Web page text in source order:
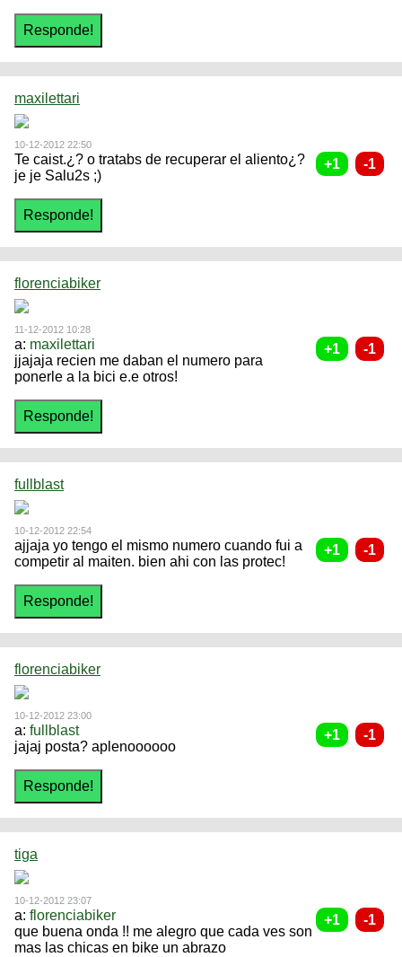
maxilettari
10-12-2012 22:50
Te caist.¿? o tratabs de recuperar el aliento¿?
je je Salu2s ;)
florenciabiker
11-12-2012 10:28
a: maxilettari
jjajaja recien me daban el numero para
ponerle a la bici e.e otros!
fullblast
10-12-2012 22:54
ajjaja yo tengo el mismo numero cuando fui a
competir al maiten. bien ahi con las protec!
florenciabiker
10-12-2012 23:00
a: fullblast
jajaj posta? aplenoooooo
tiga
10-12-2012 23:07
a: florenciabiker
que buena onda !! me alegro que cada ves son
mas las chicas en bike un abrazo